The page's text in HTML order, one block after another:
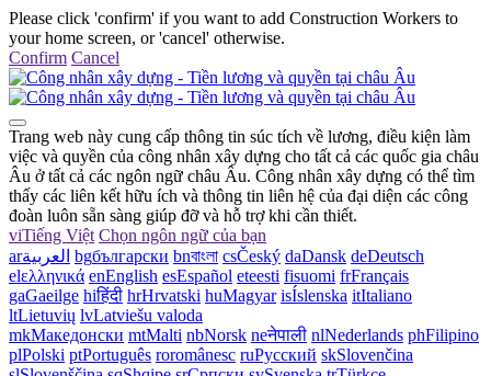
Please click 'confirm' if you want to add Construction Workers to
your home screen, or 'cancel' otherwise.
Confirm Cancel
Trang web này cung cấp thông tin súc tích về lương, điều kiện làm
việc và quyền của công nhân xây dựng cho tất cả các quốc gia châu
Âu ở tất cả các ngôn ngữ châu Âu. Công nhân xây dựng có thể tìm
thấy các liên kết hữu ích và thông tin liên hệ của đại diện các công
đoàn luôn sẵn sàng giúp đỡ và hỗ trợ khi cần thiết.
viTiếng Việt Chọn ngôn ngữ của bạn
arالعربية bgбългарски bnবাংলা csČeský daDansk deDeutsch
elελληνικά enEnglish esEspañol eteesti fisuomi frFrançais
gaGaeilge hiहिंदी hrHrvatski huMagyar isÍslenska itItaliano
ltLietuvių lvLatviešu valoda
mkМакедонски mtMalti nbNorsk neनेपाली nlNederlands phFilipino
plPolski ptPortuguês roromânesc ruРусский skSlovenčina